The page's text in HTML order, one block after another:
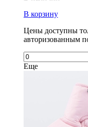
В корзину
Цены доступны
авторизованным
Еще